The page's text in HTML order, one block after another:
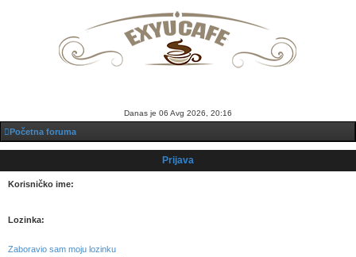
Danas je 06 Avg 2026, 20:16
Početna foruma
Prijava
Korisničko ime:
Lozinka:
Zaboravio sam moju lozinku